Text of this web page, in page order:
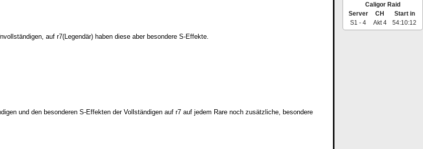
auf r7(Legendär) haben diese aber besondere S-Effekte.
und den besonderen S-Effekten der Vollständigen auf r7 auf jedem Rare noch zusätzliche, besondere
Caligor Raid
Server
CH
Start in
S1 - 4
Akt 4 54:10:11